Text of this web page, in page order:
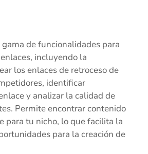
de funcionalidades para
incluyendo la
los enlaces de retroceso de
identificar
y analizar la calidad de
Permite encontrar contenido
para tu nicho, lo que facilita la
para la creación de